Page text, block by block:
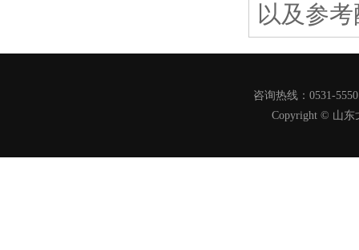
以及参
咨询热线：0531-
Copyright © 山